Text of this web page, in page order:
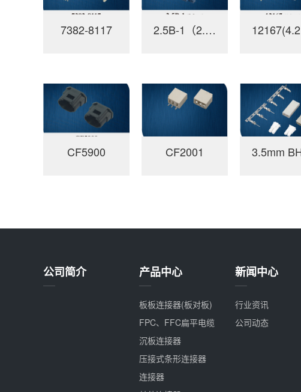
7382-8117 2.5B-1（2.5mm）
CF5900 CF2001
公司简介 产品中心
板板连接器(板对板)
FPC、FFC扁平电缆
沉板连接器
压接式条形连接器
连接器
新闻中心
行业资讯
公司动态